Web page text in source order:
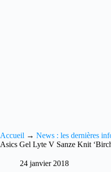
Accueil → News : les dernières
Asics Gel Lyte V Sanze Knit
24 janvier 2018